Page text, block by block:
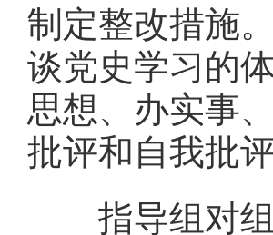
制定整改措施
谈党史学习的
思想、办实事
批评和自我批评
指导组对